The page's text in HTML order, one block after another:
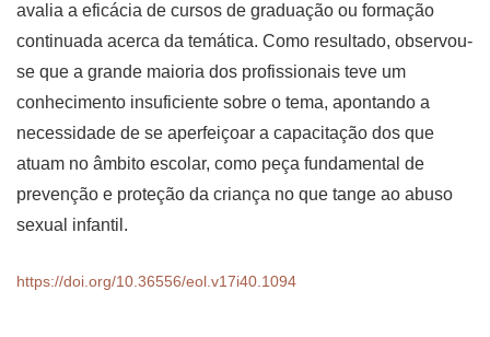
avalia a eficácia de cursos de graduação ou formação
continuada acerca da temática. Como resultado, observou-
se que a grande maioria dos profissionais teve um
conhecimento insuficiente sobre o tema, apontando a
necessidade de se aperfeiçoar a capacitação dos que
atuam no âmbito escolar, como peça fundamental de
prevenção e proteção da criança no que tange ao abuso
sexual infantil.
https://doi.org/10.36556/eol.v17i40.1094